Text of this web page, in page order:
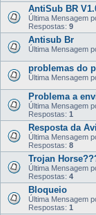
AntiSub BR
Última Mensagem
Respostas: 9
Antisub Br
Última Mensagem
problemas do
Última Mensagem
Problema a
Última Mensagem
Respostas: 1
Resposta da
Última Mensagem
Respostas: 8
Trojan
Última Mensagem
Respostas: 4
Bloqueio
Última Mensagem
Respostas: 1